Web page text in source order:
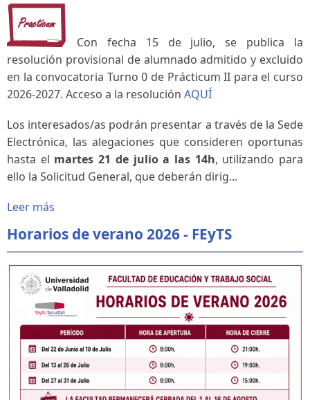
Con fecha 15 de julio, se publica la
resolución provisional de alumnado admitido y excluido
en la convocatoria Turno 0 de Prácticum II para el curso
2026-2027. Acceso a la resolución AQUÍ
Los interesados/as podrán presentar a través de la Sede
Electrónica, las alegaciones que consideren oportunas
hasta el martes 21 de julio a las 14h, utilizando para
ello la Solicitud General, que deberán dirig...
Leer más
Horarios de verano 2026 - FEyTS